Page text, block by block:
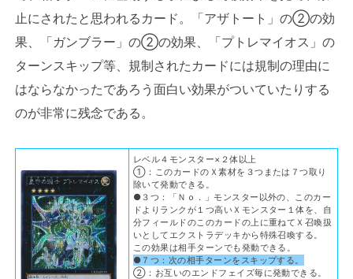
止にされたと思われるカード。「アザトート」の②の効
果、「ガンブラー」の②の効果、「プトレマイオス」の
ターンスキップ等、規制されたカードには規制の理由に
はならなかったであろう面白い効果がついていたりする
のが非常に残念である。
レベル４モンスター×２体以上
①：このカードのＸ素材を３つまたは７つ取り
除いて発動できる。
●３つ：「Ｎｏ．」モンスター以外の、このカー
ドよりランクが１つ高いＸモンスター１体を、自
分フィールドのこのカードの上に重ねてＸ召喚扱
いとしてエクストラデッキから特殊召喚する。
この効果は相手ターンでも発動できる。
●７つ：次の相手ターンをスキップする。
②：お互いのエンドフェイズ毎に発動できる。